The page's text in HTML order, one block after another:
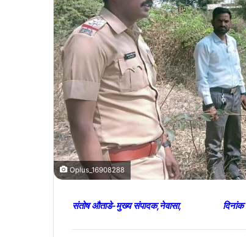
Oplus_16908288
संतोष औताडे-मुख्य संपादक,नेवासा,